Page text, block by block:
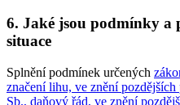
6. Jaké jsou podmínky a
situace
Splnění podmínek určených
značení lihu, ve znění pozdějších
Sb., daňový řád, ve znění